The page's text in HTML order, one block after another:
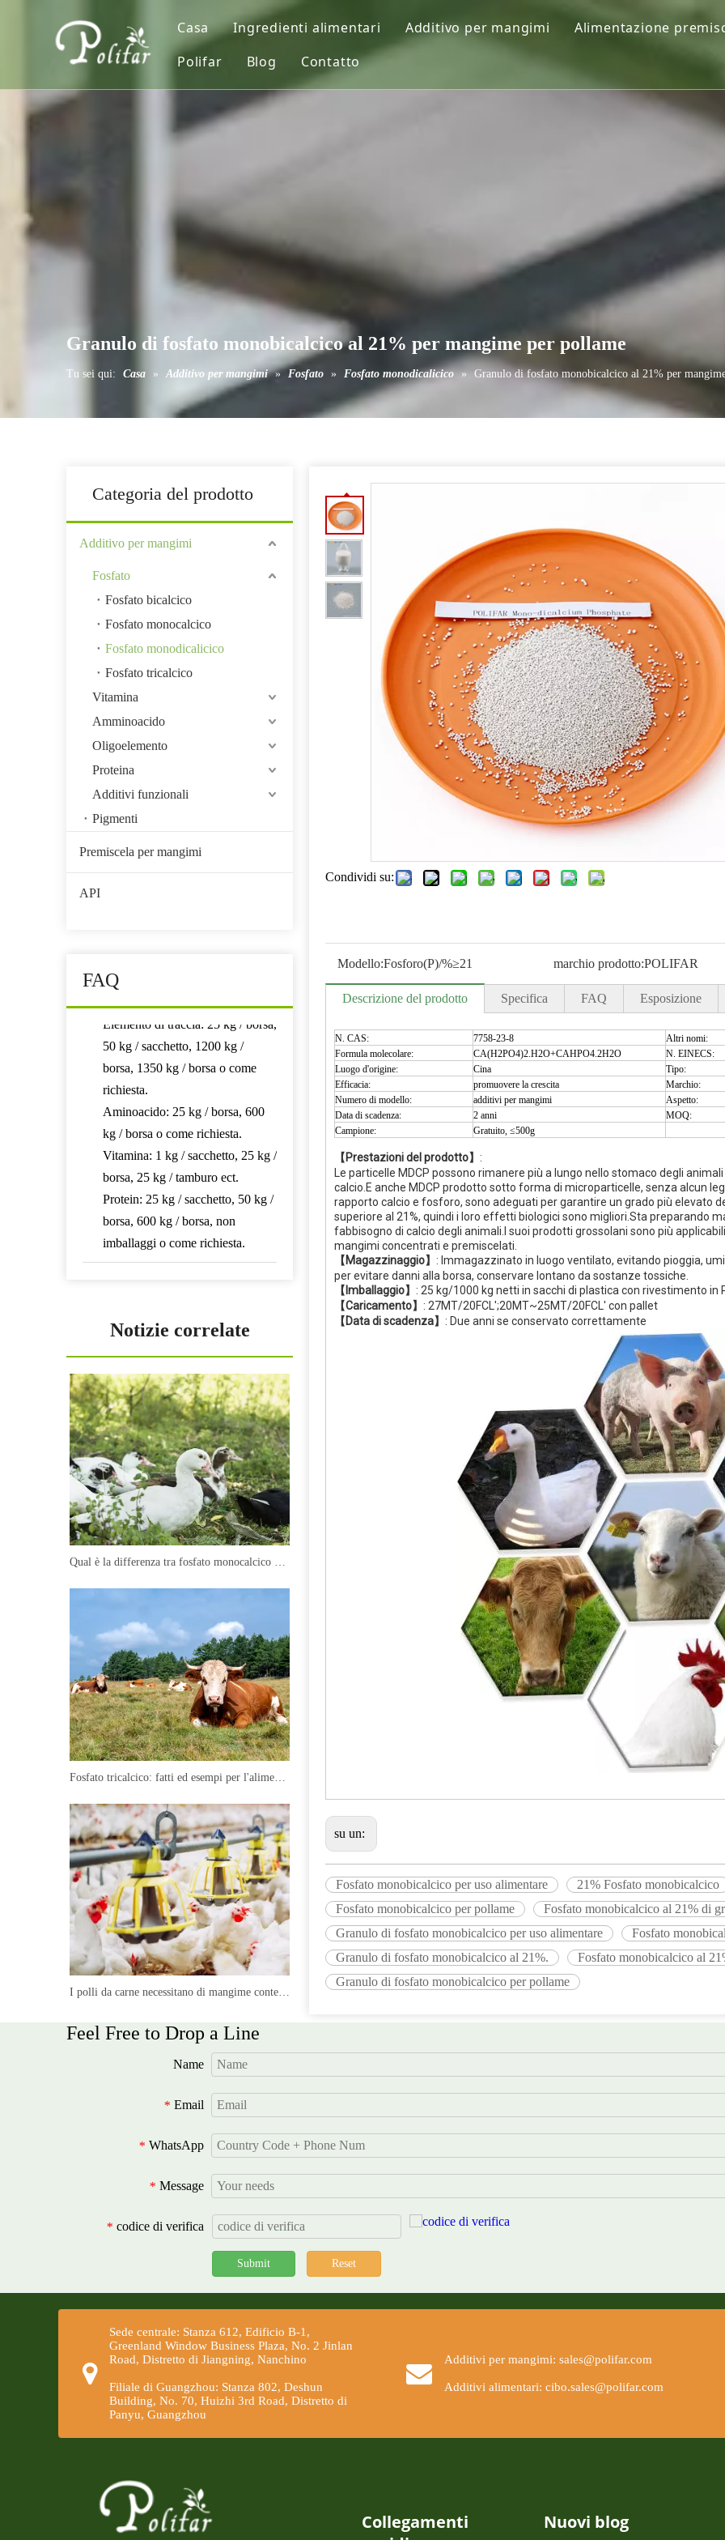
Casa Ingredienti alimentari
Supplementi nutrizionali
Dolcificanti
Conservante
Antiossidanti
Umettante
Additivo per mangimi Alimentazione
Soluzioni con
Produttore di
Polifar
Chi siamo
Dichiarazione di qualità
Blog
Notizia
Contatto
Granulo di fosfato monobicalcico al 21% per mangime per pollame
Tu sei qui: Casa » Additivo per mangimi » Fosfato » Fosfato monodicalicico » Granulo di fosfato monobicalcico al 21% per
Categoria del prodotto
Additivo per mangimi
Fosfato
Fosfato bicalcico
Fosfato monocalcico
Fosfato monodicalicico
Fosfato tricalcico
Vitamina
Amminoacido
Oligoelemento
Proteina
Additivi funzionali
Pigmenti
Premiscela per mangimi
API
FAQ
Garanzia di qualità
ISO, Famiqs, SGS, FDA
Elemento di traccia: 25 kg / borsa,
richiesta.
Aminoacido: 25 kg / borsa, 600
kg / borsa o come richiesta.
Vitamina: 1 kg / sacchetto, 25 kg /
borsa, 25 kg / tamburo ect.
Protein: 25 kg / sacchetto, 50 kg /
borsa, 600 kg / borsa, non
imballaggi o come richiesta.
Tempi di consegna
Circa 10-30 giorni.
In aereo, via mare o in treno.
Termine di pagamento
Pre-t / t o lc a vista.
Imballaggio e deposito
La maggior parte dei sacchetti di
imballaggio pre-misti usano sacchetti
di carta a tre in uno, che hanno i
vantaggi di impermeabili, a prova di
luce, non perdite e non danneggiati.
Generalmente 20-25 kg / borsa. Dal
varietà di micro-componenti attivi, la
possibilità della loro interazione
aumenterà, quindi dovrebbe essere
presa cura per prevenire l'umidità
durante lo stoccaggio.
Misurazione e miscelazione
Per la misurazione dei micro-
componenti, devono essere utilizzate
scale elettroniche, accurate a 0,01
grammi e grandi quantità di materie
prime possono essere utilizzate su
scale. Ci sono molti tipi di mixer. I
normali miscelatori verticali sono
inclini a carenze come separazione
a causa della loro velocità di
alimentazione lenta. È meglio usare
un mixer a doppio nastro orizzontale o
Problema di aggiunta di
Molti esperimenti hanno confermato
che l'aggiunta di rumen bypass di
metionina e lisina può aumentare la
produzione di latte e i benefici
aggiunto da aziende lattiero-caseari
Stabilità dei componenti di
traccia
stoccaggio e utilizzo, le proprietà
fisiche e chimiche degli elementi di
ma quando il contenuto di umidità è
elevato, la stabilità è scarsa e il tasso
di perdita è grande. Controllare
Notizie correlate
Qual è la differenza tra fosfato monocalcico e fosfato bicalcico?
Condividi su:
Modello:Fosforo(P)/%≥21 marchio prodotto:POLIFAR
Descrizione del prodotto Specifica FAQ Esposizione
N. CAS: 7758-23-8 Altri nomi:
Formula molecolare:
CA(H2PO4)2.H2O+CAHPO4.2H2O N. EINECS:
Luogo d'origine:
Cina Tipo:
Efficacia:
promuovere la crescita Marchio:
Numero di modello:
additivi per mangimi Aspetto:
Data di scadenza:
2 anni MOQ:
Campione:
Gratuito, ≤500g
【Prestazioni del prodotto】 :
Le particelle MDCP possono rimanere più a lungo nello stomaco degli
calcio.E anche MDCP prodotto sotto forma di microparticelle, senza alcun
rapporto calcio e fosforo, sono adeguati per garantire un grado più elevato
superiore al 21%, quindi i loro effetti biologici sono migliori.Sta preparando
fabbisogno di calcio degli animali.I suoi prodotti grossolani sono più
mangimi concentrati e premiscelati.
【Magazzinaggio】 : Immagazzinato in luogo ventilato, evitando pioggia,
per evitare danni alla borsa, conservare lontano da sostanze tossiche.
【Imballaggio】 : 25 kg/1000 kg netti in sacchi di plastica con rivestimento in
【Caricamento】 : 27MT/20FCL';20MT~25MT/20FCL' con pallet
【Data di scadenza】 : Due anni se conservato correttamente
su un:
Fosfato monobicalcico per uso alimentare 21% Fosfato monobicalcico
Fosfato monobicalcico per pollame
Fosfato monobicalcico al 21% di
Granulo di fosfato monobicalcico per uso alimentare
Fosfato
Granulo di fosfato monobicalcico al 21%.
Fosfato monobicalcico al
Granulo di fosfato monobicalcico per pollame
Feel Free to Drop a Line
Name
* Email
* WhatsApp
* Message
* codice di verifica
Submit Reset
Sede centrale: Stanza 612, Edificio B-1,
Greenland Window Business Plaza, No. 2 Jinlan
Road, Distretto di Jiangning, Nanchino
Filiale di Guangzhou: Stanza 802, Deshun
Building, No. 70, Huizhi 3rd Road, Distretto di
Panyu, Guangzhou
Additivi per mangimi: sales@polifar.com
Additivi alimentari: cibo.sales@polifar.com
Collegamenti
Nuovi blog